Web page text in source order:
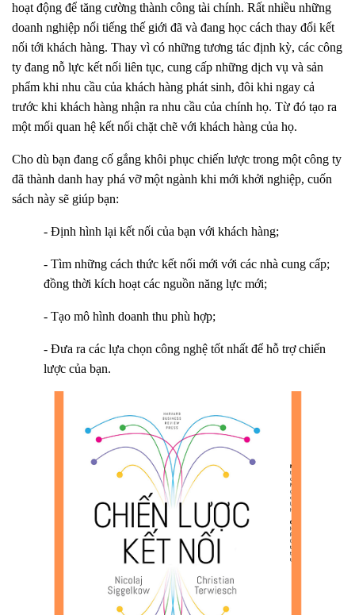
hoạt động để tăng cường thành công tài chính. Rất nhiều những
doanh nghiệp nổi tiếng thế giới đã và đang học cách thay đổi kết
nối tới khách hàng. Thay vì có những tương tác định kỳ, các công
ty đang nỗ lực kết nối liên tục, cung cấp những dịch vụ và sản
phẩm khi nhu cầu của khách hàng phát sinh, đôi khi ngay cả
trước khi khách hàng nhận ra nhu cầu của chính họ. Từ đó tạo ra
một mối quan hệ kết nối chặt chẽ với khách hàng của họ.
Cho dù bạn đang cố gắng khôi phục chiến lược trong một công ty
đã thành danh hay phá vỡ một ngành khi mới khởi nghiệp, cuốn
sách này sẽ giúp bạn:
- Định hình lại kết nối của bạn với khách hàng;
- Tìm những cách thức kết nối mới với các nhà cung cấp;
đồng thời kích hoạt các nguồn năng lực mới;
- Tạo mô hình doanh thu phù hợp;
- Đưa ra các lựa chọn công nghệ tốt nhất để hỗ trợ chiến
lược của bạn.